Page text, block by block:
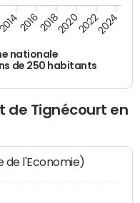
nationale
de 250 habitants
20162018202020222024
de Tignécourt en
de l'Economie)